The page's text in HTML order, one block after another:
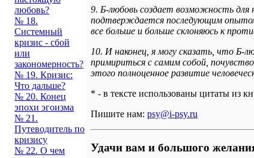
любовь?
№ 18.
Системный
кризис - сбой
или
закономерность?
№ 19. Кризис:
Что дальше?
№ 20. Конец
эпохи эгоизма
№ 21.
Путеводитель по
кризису
№ 22. О чем
9. Б-любовь создает возможность для
подтверждается последующим опытом
все больше и больше склоняюсь к
10. И наконец, я могу сказать, что Б-
примириться с самим собой,
этого полноценное развитие
* - в тексте использованы цитаты из
Пишите нам: psy@i-psy.ru
Удачи вам и большого